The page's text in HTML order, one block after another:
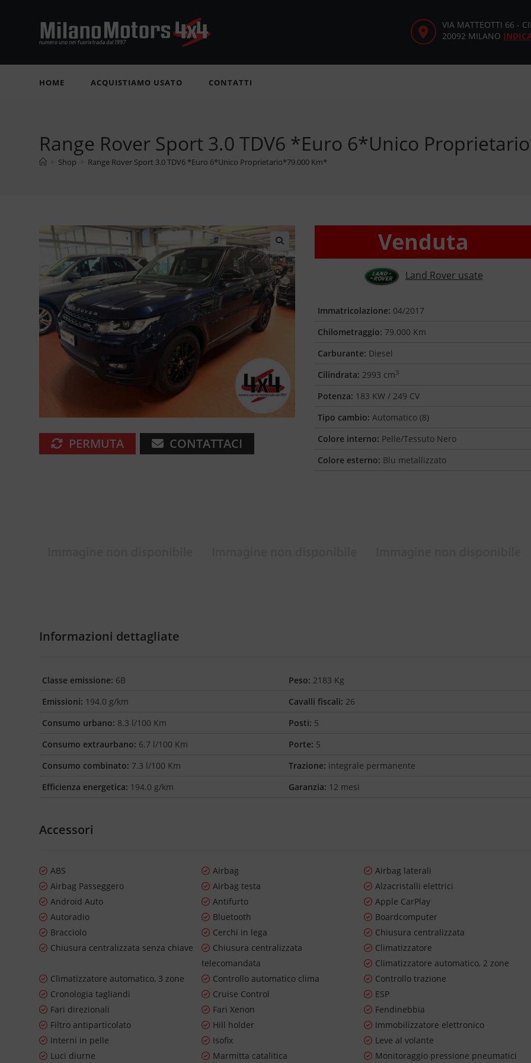
VIA MATTEOTTI 66 -
20092 MILANO
HOME ACQUISTIAMO USATO CONTATTI
Range Rover Sport 3.0 TDV6 *Euro 6*Unico
> Shop > Range Rover Sport 3.0 TDV6 *Euro 6*Unico Proprietario*79.000 Km*
🔍
PERMUTA CONTATTACI
Venduta
Land Rover usate
Immatricolazione: 04/2017
Chilometraggio: 79.000 Km
Carburante: Diesel
Cilindrata: 2993 cm3
Potenza: 183 KW / 249 CV
Tipo cambio: Automatico (8)
Colore interno: Pelle/Tessuto Nero
Colore esterno: Blu metallizzato
Informazioni dettagliate
Classe emissione: 6B
Emissioni: 194.0 g/km
Consumo urbano: 8.3 l/100 Km
Consumo extraurbano: 6.7 l/100 Km
Consumo combinato: 7.3 l/100 Km
Efficienza energetica: 194.0 g/km
Peso: 2183 Kg
Cavalli fiscali: 26
Posti: 5
Porte: 5
Trazione: integrale permanente
Garanzia: 12 mesi
Accessori
ABS Airbag
Airbag laterali
Airbag Passeggero
Airbag testa
Alzacristalli elettrici
Android Auto
Antifurto
Apple CarPlay
Autoradio
Bluetooth
Boardcomputer
Bracciolo
Cerchi in lega
Chiusura centralizzata
Chiusura centralizzata senza chiave
Chiusura centralizzata
telecomandata
Climatizzatore
Climatizzatore automatico, 2 zone
Climatizzatore automatico, 3 zone
Controllo automatico clima
Controllo trazione
Cronologia tagliandi
Cruise Control
ESP
Fari direzionali
Fari Xenon
Fendinebbia
Filtro antiparticolato
Hill holder
Immobilizzatore elettronico
Interni in pelle
Isofix
Leve al volante
Luci diurne
Marmitta catalitica
Monitoraggio pressione pneumatici